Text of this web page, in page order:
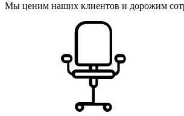
Мы ценим наших клиентов и дорожим